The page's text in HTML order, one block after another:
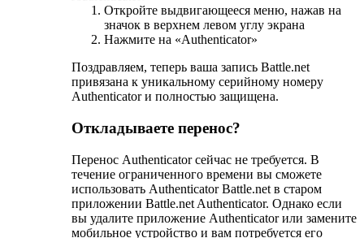
Откройте выдвигающееся меню, нажав на
значок в верхнем левом углу экрана
Нажмите на «Authenticator»
Поздравляем, теперь ваша запись Battle.net
привязана к уникальному серийному номеру
Authenticator и полностью защищена.
Откладываете перенос?
Перенос Authenticator сейчас не требуется. В
течение ограниченного времени вы сможете
использовать Authenticator Battle.net в старом
приложении Battle.net Authenticator. Однако если
вы удалите приложение Authenticator или замените
мобильное устройство и вам потребуется его